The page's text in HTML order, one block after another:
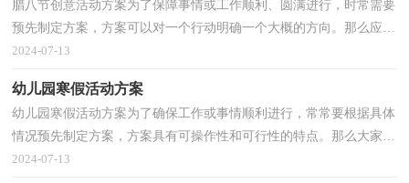
腊八节创意活动方案为了保障事情或工作顺利、圆满进行，时常需要
预先制定方案，方案可以对一个行动明确一个大概的方向。那么应当
如何制定方案呢？下面是小编为大家收集的腊八节创...
2024-07-13
幼儿园寒假活动方案
幼儿园寒假活动方案为了确保工作或事情顺利进行，常常要根据具体
情况预先制定方案，方案具有可操作性和可行性的特点。那么大家知
道方案怎么写才规范吗？以下是小编收集整理的幼儿...
2024-07-13